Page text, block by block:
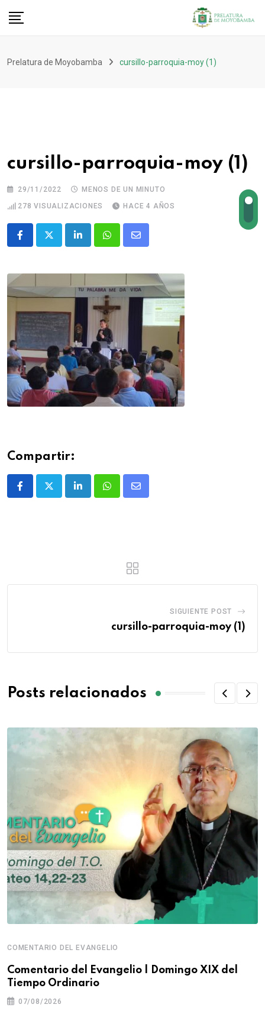
Prelatura de Moyobamba cursillo-parroquia-moy (1)
cursillo-parroquia-moy (1)
29/11/2022
MENOS DE UN MINUTO
278 VISUALIZACIONES HACE 4 AÑOS
Compartir:
SIGUIENTE POST
cursillo-parroquia-moy (1)
Posts relacionados
COMENTARIO DEL EVANGELIO
Comentario del Evangelio | Domingo XIX del
Tiempo Ordinario
07/08/2026